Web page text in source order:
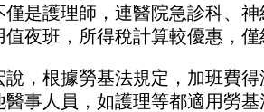
僅是護理師，連醫院急診科、
值夜班，所得稅計算較優惠，
說，根據勞基法規定，加班費
醫事人員，如護理等都適用勞